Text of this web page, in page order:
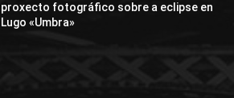
proxecto fotográfico sobre a eclipse en
Lugo «Umbra»